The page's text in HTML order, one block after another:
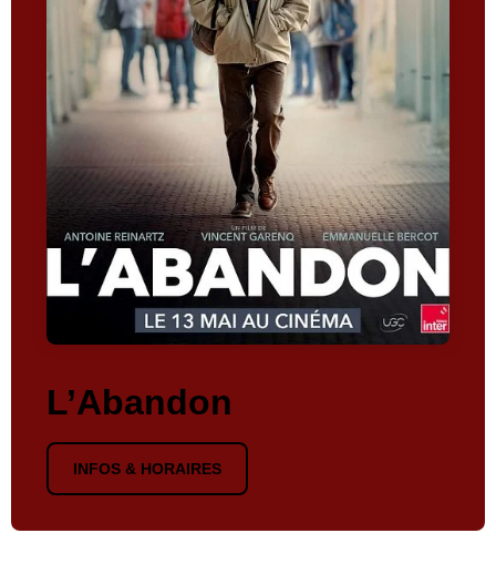
L’Abandon
INFOS & HORAIRES